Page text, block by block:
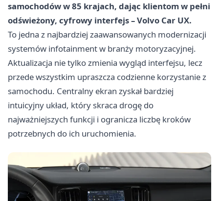
samochodów w 85 krajach, dając klientom w pełni
odświeżony, cyfrowy interfejs – Volvo Car UX.
To jedna z najbardziej zaawansowanych modernizacji
systemów infotainment w branży motoryzacyjnej.
Aktualizacja nie tylko zmienia wygląd interfejsu, lecz
przede wszystkim upraszcza codzienne korzystanie z
samochodu. Centralny ekran zyskał bardziej
intuicyjny układ, który skraca drogę do
najważniejszych funkcji i ogranicza liczbę kroków
potrzebnych do ich uruchomienia.